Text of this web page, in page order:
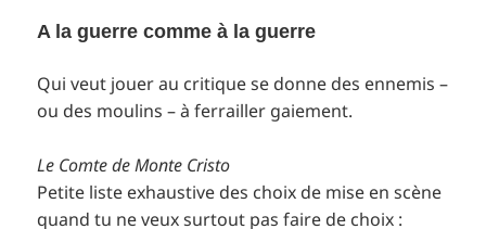
A la guerre comme à la guerre
Qui veut jouer au critique se donne des ennemis –
ou des moulins – à ferrailler gaiement.
Le Comte de Monte Cristo
Petite liste exhaustive des choix de mise en scène
quand tu ne veux surtout pas faire de choix :